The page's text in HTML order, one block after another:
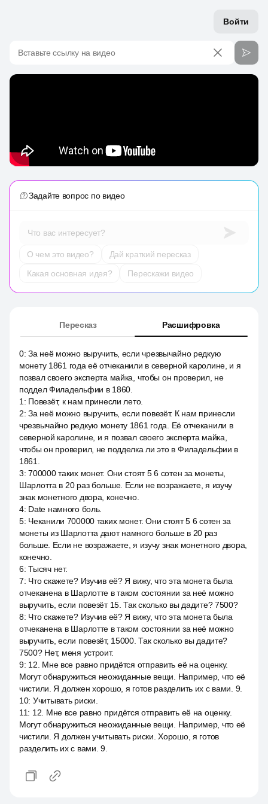
Войти
Вставьте ссылку на видео
Задайте вопрос по видео
Что вас интересует?
О чем это видео?
Дай краткий пересказ
Какая основная идея?
Перескажи видео
Пересказ Расшифровка
0:За неё можно выручить, если чрезвычайно редкую
монету 1861 года её отчеканили в северной каролине, и я
позвал своего эксперта майка, чтобы он проверил, не
поддел Филадельфии в 1860.
1 : Повезёт, к нам принесли лето.
2:За неё можно выручить, если повезёт. К нам принесли
чрезвычайно редкую монету 1861 года. Её отчеканили в
северной каролине, и я позвал своего эксперта майка,
чтобы он проверил, не подделка ли это в Филадельфии в
1861.
3:700000 таких монет. Они стоят 5 6 сотен за монеты,
Шарлотта в 20 раз больше. Если не возражаете, я изучу
знак монетного двора, конечно.
4: Date намного боль.
5: Чеканили 700000 таких монет. Они стоят 5 6 сотен за
монеты из Шарлотта дают намного больше в 20 раз
больше. Если не возражаете, я изучу знак монетного двора,
конечно.
6:Тысяч нет.
7: Что скажете? Изучив её? Я вижу, что эта монета была
отчеканена в Шарлотте в таком состоянии за неё можно
выручить, если повезёт 15. Так сколько вы дадите? 7500?
8: Что скажете? Изучив её? Я вижу, что эта монета была
отчеканена в Шарлотте в таком состоянии за неё можно
выручить, если повезёт, 15000. Так сколько вы дадите?
7500? Нет, меня устроит.
9: 12. Мне все равно придётся отправить её на оценку.
Могут обнаружиться неожиданные вещи. Например, что её
чистили. Я должен хорошо, я готов разделить их с вами. 9.
10: Учитывать риски.
11: 12. Мне все равно придётся отправить её на оценку.
Могут обнаружиться неожиданные вещи. Например, что её
чистили. Я должен учитывать риски. Хорошо, я готов
разделить их с вами. 9.